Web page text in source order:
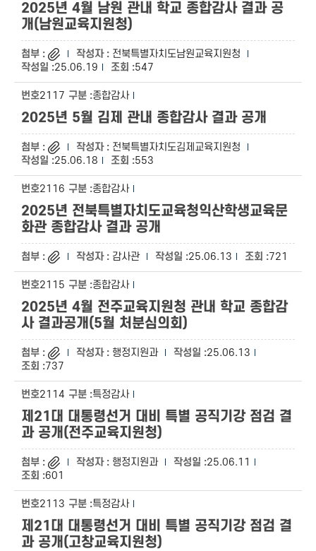
2025년 4월 남원 관내 학교 종합감사 결과 공
개(남원교육지원청)
전북특별자치도남원교육지원청
25.06.19
547
2117 종합감사
2025년 5월 김제 관내 종합감사 결과 공개
전북특별자치도김제교육지원청
25.06.18
553
2116 종합감사
2025년 전북특별자치도교육청익산학생교육문
화관 종합감사 결과 공개
감사관 25.06.13 721
2115 종합감사
2025년 4월 전주교육지원청 관내 학교 종합감
사 결과공개(5월 처분심의회)
행정지원과
25.06.13
737
2114 특정감사
제21대 대통령선거 대비 특별 공직기강 점검 결
과 공개(전주교육지원청)
행정지원과
25.06.11
601
2113 특정감사
제21대 대통령선거 대비 특별 공직기강 점검 결
과 공개(고창교육지원청)